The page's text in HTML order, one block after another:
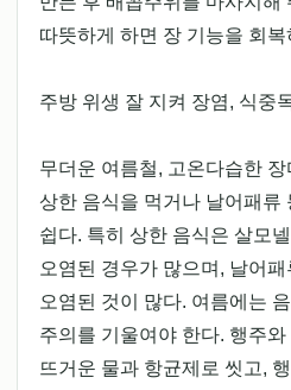
따뜻하게 하면 장 기능을 회
주방 위생 잘 지켜 장염, 식중
무더운 여름철, 고온다습한
상한 음식을 먹거나 날어패류
쉽다. 특히 상한 음식은 살모
오염된 경우가 많으며, 날어
오염된 것이 많다. 여름에는
주의를 기울여야 한다. 행주
뜨거운 물과 항균제로 씻고,